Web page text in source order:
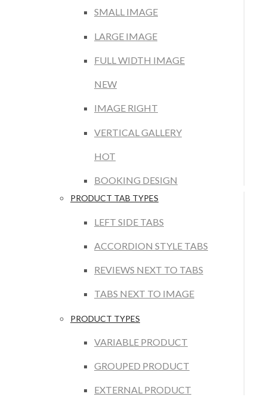
SMALL IMAGE
LARGE IMAGE
FULL WIDTH IMAGE
NEW
IMAGE RIGHT
VERTICAL GALLERY
HOT
BOOKING DESIGN
PRODUCT TAB TYPES
LEFT SIDE TABS
ACCORDION STYLE TABS
REVIEWS NEXT TO TABS
TABS NEXT TO IMAGE
PRODUCT TYPES
VARIABLE PRODUCT
GROUPED PRODUCT
EXTERNAL PRODUCT